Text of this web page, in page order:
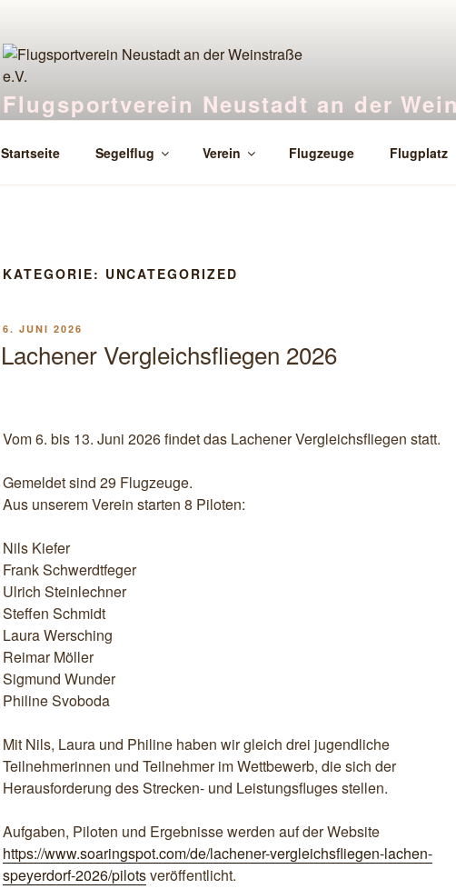
Flugsportverein Neustadt an der
Startseite Segelflug Verein Flugzeuge Flugplatz
KATEGORIE: UNCATEGORIZED
VERÖFFENTLICHT
6. JUNI 2026
Lachener Vergleichsfliegen 2026
Vom 6. bis 13. Juni 2026 findet das Lachener Vergleichsfliegen statt.
Gemeldet sind 29 Flugzeuge.
Aus unserem Verein starten 8 Piloten:
Nils Kiefer
Frank Schwerdtfeger
Ulrich Steinlechner
Steffen Schmidt
Laura Wersching
Reimar Möller
Sigmund Wunder
Philine Svoboda
Mit Nils, Laura und Philine haben wir gleich drei jugendliche
Teilnehmerinnen und Teilnehmer im Wettbewerb, die sich der
Herausforderung des Strecken- und Leistungsfluges stellen.
Aufgaben, Piloten und Ergebnisse werden auf der Website
https://www.soaringspot.com/de/lachener-vergleichsfliegen-lachen-
speyerdorf-2026/pilotsveröffentlicht.